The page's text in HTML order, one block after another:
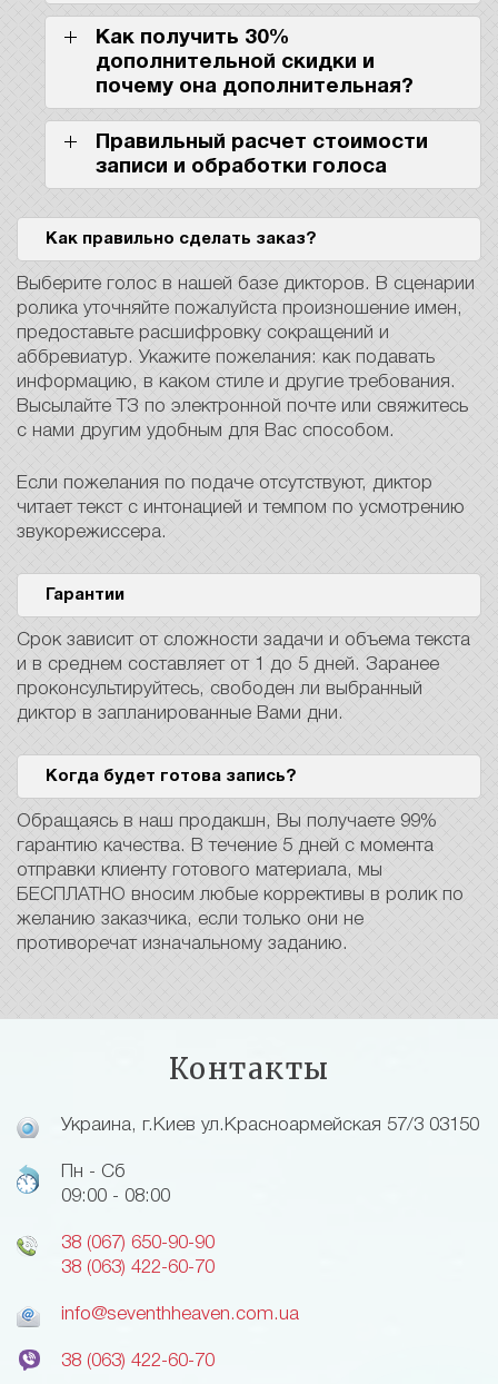
Как получить 30%
дополнительной скидки и
почему она дополнительная?
Правильный расчет стоимости
записи и обработки голоса
Как правильно сделать заказ?
Выберите голос в нашей базе дикторов. В сценарии
ролика уточняйте пожалуйста произношение имен,
предоставьте расшифровку сокращений и
аббревиатур. Укажите пожелания: как подавать
информацию, в каком стиле и другие требования.
Высылайте ТЗ по электронной почте или свяжитесь
с нами другим удобным для Вас способом.
Если пожелания по подаче отсутствуют, диктор
читает текст с интонацией и темпом по усмотрению
звукорежиссера.
Гарантии
Срок зависит от сложности задачи и объема текста
и в среднем составляет от 1 до 5 дней. Заранее
проконсультируйтесь, свободен ли выбранный
диктор в запланированные Вами дни.
Когда будет готова запись?
Обращаясь в наш продакшн, Вы получаете 99%
гарантию качества. В течение 5 дней с момента
отправки клиенту готового материала, мы
БЕСПЛАТНО вносим любые коррективы в ролик по
желанию заказчика, если только они не
противоречат изначальному заданию.
Контакты
Украина, г.Киев ул.Красноармейская 57/3 03150
Пн - Сб
09:00 - 08:00
38 (067) 650-90-90
38 (063) 422-60-70
info@seventhheaven.com.ua
38 (063) 422-60-70